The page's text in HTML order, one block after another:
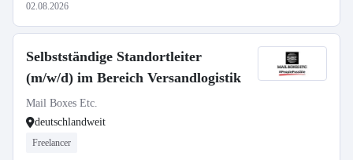
02.08.2026
Selbstständige Standortleiter
(m/w/d) im Bereich Versandlogistik
Mail Boxes Etc.
deutschlandweit
Freelancer